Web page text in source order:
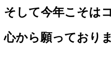
そして今年こそは
心から願っておりま